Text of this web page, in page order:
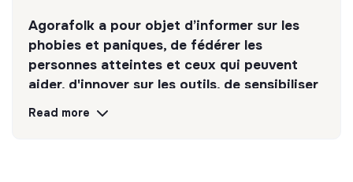
Agorafolk a pour objet d’informer sur les
phobies et paniques, de fédérer les
personnes atteintes et ceux qui peuvent
aider, d'innover sur les outils, de sensibiliser
le public et de promouvoir.
Read more